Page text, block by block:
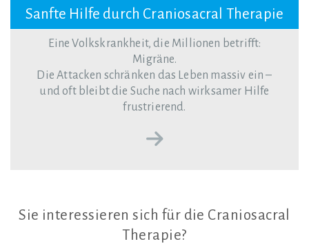
Sanfte Hilfe durch Craniosacral Therapie
Eine Volkskrankheit, die Millionen betrifft:
Migräne.
Die Attacken schränken das Leben massiv ein –
und oft bleibt die Suche nach wirksamer Hilfe
frustrierend.
Sie interessierensich für die Craniosacral
Therapie?